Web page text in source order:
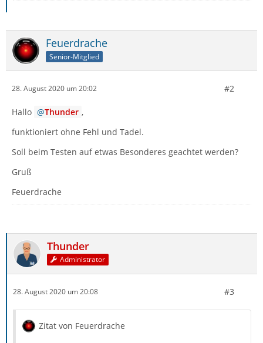
Feuerdrache
Senior-Mitglied
28. August 2020 um 20:02 #2
Hallo Thunder ,
funktioniert ohne Fehl und Tadel.
Soll beim Testen auf etwas Besonderes geachtet werden?
Gruß
Feuerdrache
Thunder
Administrator
28. August 2020 um 20:08 #3
Zitat von Feuerdrache